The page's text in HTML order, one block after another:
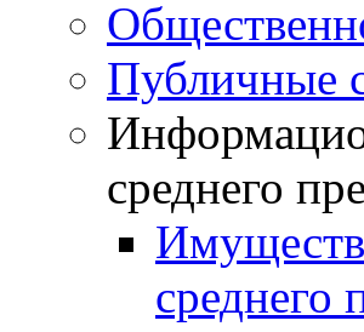
Публичные
среднего
среднего